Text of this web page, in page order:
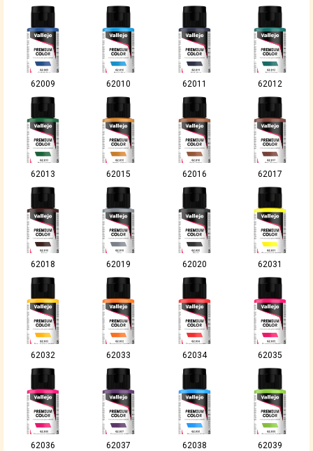
62009 62010 62011 62012
62013 62015 62016 62017
62018 62019 62020 62031
62032 62033 62034 62035
62036 62037 62038 62039